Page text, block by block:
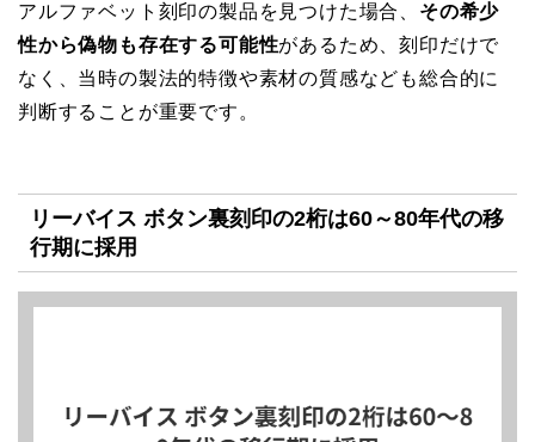
アルファベット刻印の製品を見つけた場合、 その希少
性から偽物も存在する可能性があるため、刻印だけで
なく、当時の製法的特徴や素材の質感なども総合的に
判断することが重要です。
リーバイス ボタン裏刻印の2桁は60～80年代の移
行期に採用